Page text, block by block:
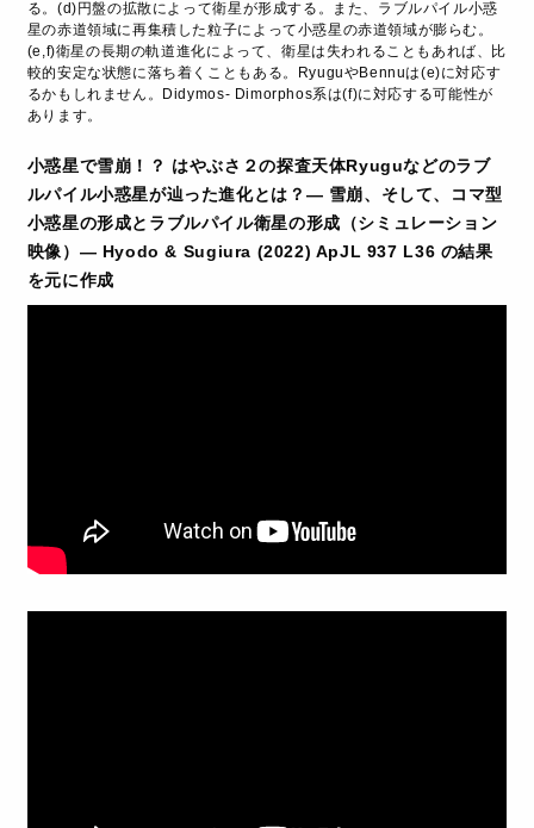
る。(d)円盤の拡散によって衛星が形成する。また、ラブルパイル小惑
星の赤道領域に再集積した粒子によって小惑星の赤道領域が膨らむ。
(e,f)衛星の長期の軌道進化によって、衛星は失われることもあれば、比
較的安定な状態に落ち着くこともある。RyuguやBennuは(e)に対応す
るかもしれません。Didymos- Dimorphos系は(f)に対応する可能性が
あります。
小惑星で雪崩！？ はやぶさ２の探査天体Ryuguなどのラブ
ルパイル小惑星が辿った進化とは？― 雪崩、そして、コマ型
小惑星の形成とラブルパイル衛星の形成（シミュレーション
映像）― Hyodo & Sugiura (2022) ApJL 937 L36 の結果
を元に作成